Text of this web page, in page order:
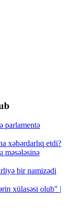
parlamentə
xəbərdarlıq etdi?
məsələsinə
bir namizədi
xülasəsi olub" |